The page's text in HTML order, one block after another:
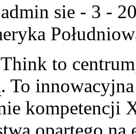
sie - 3 -
to
To
kompetencji
opartego